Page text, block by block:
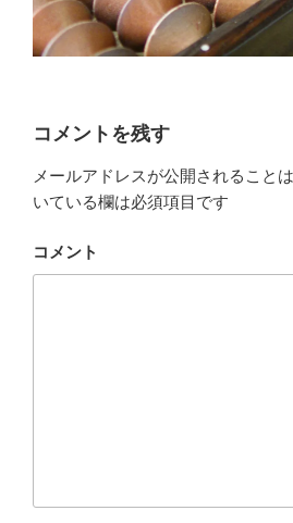
コメントを残す
メールアドレスが公開されること
いている欄は必須項目です
コメント